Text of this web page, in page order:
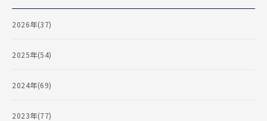
2026年(37)
2025年(54)
2024年(69)
2023年(77)